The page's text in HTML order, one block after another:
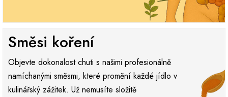
Směsi koření
Objevte dokonalost chuti s našimi profesionálně
namíchanými směsmi, které promění každé jídlo v
kulinářský zážitek. Už nemusíte složitě